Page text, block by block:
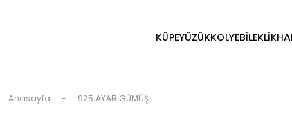
KÜPEYÜZÜKKOLYEBİLEKLİK
Anasayfa 925 AYAR GÜMÜŞ